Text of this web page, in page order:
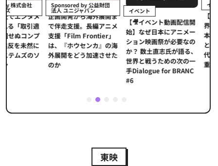
Sponsored by 公益財団
法人 ユニジャパン
企画開発から海外展開ま
で伴走支援。長編アニメ
支援「Film Frontier」
は、『ホウセンカ』の海
外展開をどう加速させた
イベント
【🎥イベント動画配信開
始】なぜ日本にアニメー
ション映画祭が必要なの
か？ 数土直志氏が語る、
世界と戦うための次の一
手Dialogue for BRANC
【イベントレポ
界的データ企業
本アニメの「真
とは？ストリー
代の羅針盤「デ
重要性
2
東映